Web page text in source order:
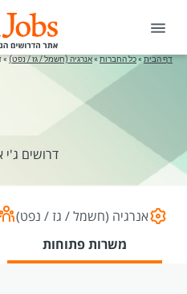
דף הבית »כל החברות »אנרגיה (חשמל / גז / נפט)»
דרושים ג'י
אנרגיה (חשמל / גז / נפט)
משרות פתוחות